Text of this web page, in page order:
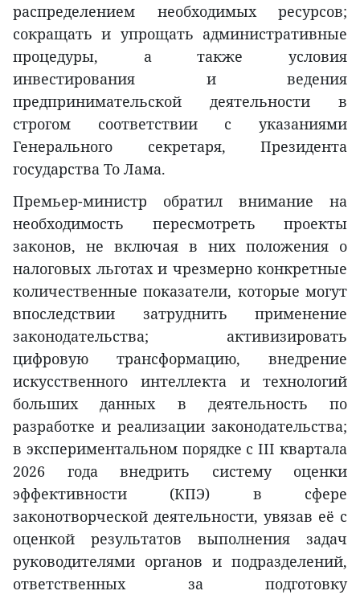
распределением необходимых ресурсов;
сокращать и упрощать административные
процедуры, а также условия
инвестирования и ведения
предпринимательской деятельности в
строгом соответствии с указаниями
Генерального секретаря, Президента
государства То Лама.
Премьер-министр обратил внимание на
необходимость пересмотреть проекты
законов, не включая в них положения о
налоговых льготах и чрезмерно конкретные
количественные показатели, которые могут
впоследствии затруднить применение
законодательства; активизировать
цифровую трансформацию, внедрение
искусственного интеллекта и технологий
больших данных в деятельность по
разработке и реализации законодательства;
в экспериментальном порядке с III квартала
2026 года внедрить систему оценки
эффективности (КПЭ) в сфере
законотворческой деятельности, увязав её с
оценкой результатов выполнения задач
руководителями органов и подразделений,
ответственных за подготовку